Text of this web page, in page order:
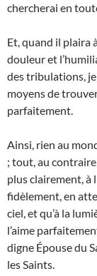
chercherai en
Et, quand il plaira
douleur et
des tribulations, je
moyens de
parfaitement.
Ainsi, rien au
; tout, au
plus clairement, à
fidèlement, en
ciel, et qu’à la
l’aime
digne Épouse du
les Saints.